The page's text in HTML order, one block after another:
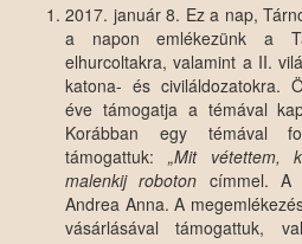
2017. január 8. Ez a nap,
a napon emlékezünk a
elhurcoltakra, valamint a II.
katona- és civiláldozatokra.
éve támogatja a témával
Korábban egy témával
támogattuk: „Mit vétettem,
malenkij roboton címmel. A
Andrea Anna. A
vásárlásával támogattuk,